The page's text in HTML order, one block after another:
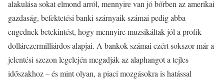
alakulása sokat elmond arról, mennyire van jó bőrben az amerikai
gazdaság, befektetési banki szárnyaik számai pedig abba
engednek betekintést, hogy mennyire muzsikáltak jól a profik
dollárezermilliárdos alapjai. A bankok számai ezért sokszor már a
jelentési szezon legelején megadják az alaphangot a tejles
időszakhoz – és mint olyan, a piaci mozgásokra is hatással